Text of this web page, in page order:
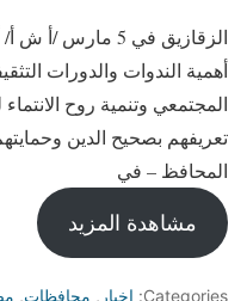
الزقازيق في 5
أهمية الندوات والدورات
المجتمعي وتنمية روح
تعريفهم بصحيح الدين
المحافظ – في
مشاهدة المزيد
Categories: اخبار , محافظات,